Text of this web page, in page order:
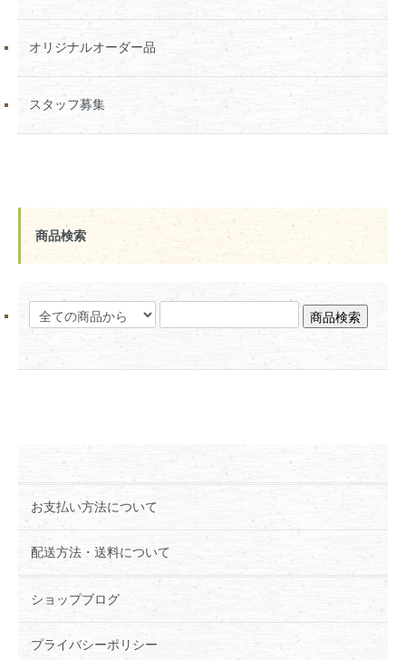
オリジナルオーダー品
スタッフ募集
商品検索
お支払い方法について
配送方法・送料について
ショップブログ
プライバシーポリシー